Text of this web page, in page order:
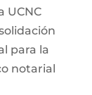
UCNC
para la
notarial